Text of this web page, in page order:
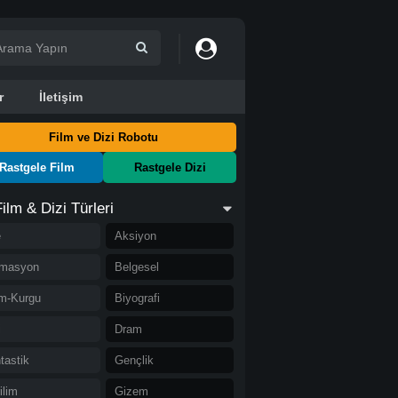
İletişim
Film ve Dizi Robotu
Film Rastgele Dizi
& Dizi Türleri
Aksiyon
Belgesel
Kurgu Biyografi
Dram
Gençlik
Gizem